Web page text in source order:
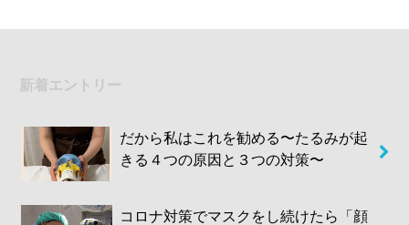
新着エントリー
だから私はこれを勧める〜たるみが起
きる４つの原因と３つの対策〜
コロナ対策でマスクをし続けたら「顔